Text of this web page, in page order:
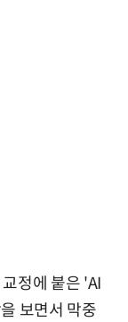
정에 붙은 'AI
보면서 막중